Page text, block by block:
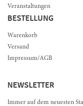
Veranstaltungen
BESTELLUNG
Warenkorb
Versand
Impressum/AGB
NEWSLETTER
Immer auf dem neuesten